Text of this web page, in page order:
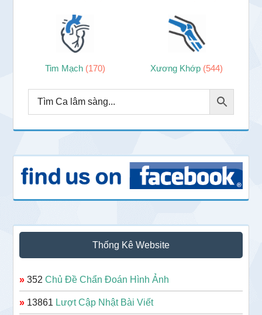
Tim Mạch (170) Xương Khớp (544)
Thống Kê Website
» 352Chủ Đề Chẩn Đoán Hình Ảnh
» 13861 Lượt Cập Nhật Bài Viết